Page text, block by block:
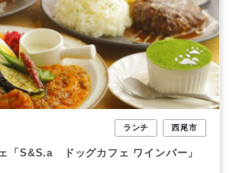
ランチ 西尾市
「S&S.a ドッグカフェ ワインバー」